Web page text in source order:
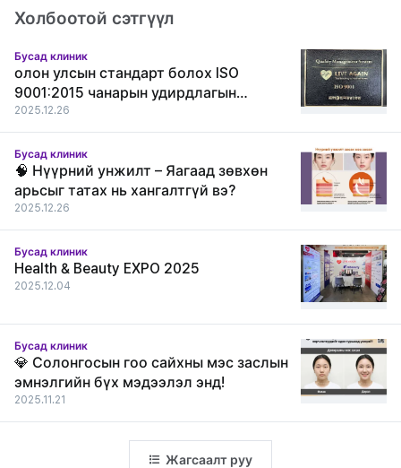
сэтгэгдэл нийт
бодит тойм
Холбоотой сэтгүүл
Бусад клиник
олон улсын стандарт болох ISO
9001:2015 чанарын удирдлагын
тогтолцооны гэрчилгээг амжилттай
хүлээн авлаа.
2025.12.26
Бусад клиник
🧠 Нүүрний унжилт – Яагаад зөвхөн
арьсыг татах нь хангалтгүй вэ?
2025.12.26
Бусад клиник
Health & Beauty EXPO 2025
2025.12.04
Бусад клиник
💎 Солонгосын гоо сайхны мэс заслын
эмнэлгийн бүх мэдээлэл энд!
2025.11.21
Жагсаалт руу